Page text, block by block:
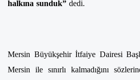
halkına sunduk” dedi.
Mersin Büyükşehir İtfaiye Dairesi
Mersin ile sınırlı kalmadığını